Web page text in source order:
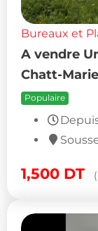
Bureaux et
A vendre
Chatt-
Populaire
1,500 DT